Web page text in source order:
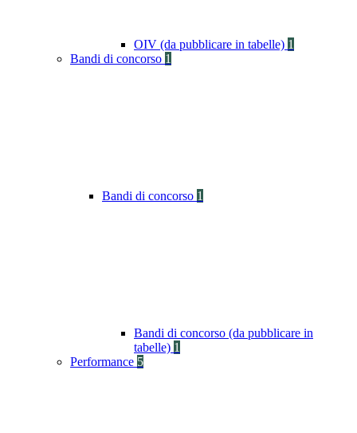
OIV (da pubblicare in tabelle) 1
Bandi di concorso 1
Bandi di concorso 1
Bandi di concorso (da pubblicare in
tabelle) 1
Performance 5